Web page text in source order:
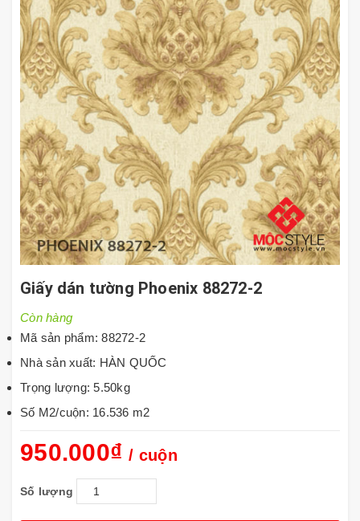
Giấy dán tường Phoenix 88272-2
Còn hàng
Mã sản phẩm: 88272-2
Nhà sản xuất: HÀN QUỐC
Trọng lượng: 5.50kg
Số M2/cuộn: 16.536 m2
950.000₫/ cuộn
Số lượng